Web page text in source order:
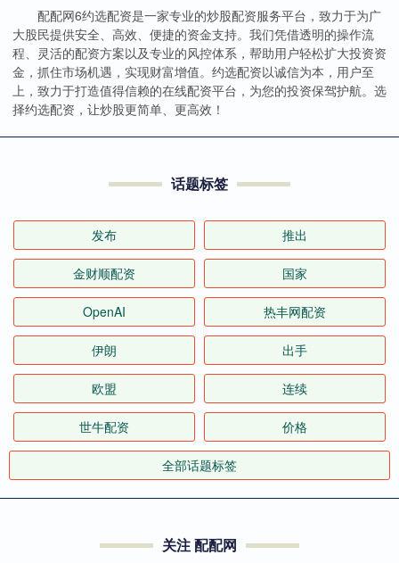
配配网6约选配资是一家专业的炒股配资服务平台，致力于为广
大股民提供安全、高效、便捷的资金支持。我们凭借透明的操作流
程、灵活的配资方案以及专业的风控体系，帮助用户轻松扩大投资资
金，抓住市场机遇，实现财富增值。约选配资以诚信为本，用户至
上，致力于打造值得信赖的在线配资平台，为您的投资保驾护航。选
择约选配资，让炒股更简单、更高效！
话题标签
发布 推出
金财顺配资 国家
OpenAI 热丰网配资
伊朗 出手
欧盟 连续
世牛配资 价格
全部话题标签
关注 配配网